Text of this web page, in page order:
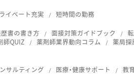
イベート充実 短時間の勤務
書の書き方 面接対策ガイドブック
師QUIZ 薬剤師業界動向コラム 薬局探
サルティング 医療・健康サポート 教